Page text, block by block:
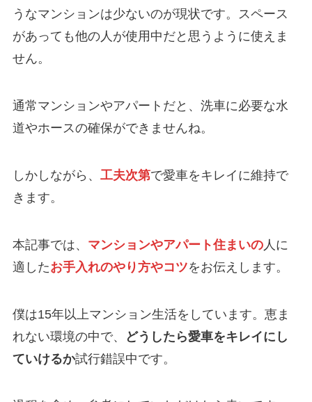
うなマンションは少ないのが現状です。スペース
があっても他の人が使用中だと思うように使えま
せん。
通常マンションやアパートだと、洗車に必要な水
道やホースの確保ができませんね。
しかしながら、 工夫次第で愛車をキレイに維持で
きます。
本記事では、 マンションやアパート住まいの人に
適したお手入れのやり方やコツをお伝えします。
僕は15年以上マンション生活をしています。恵ま
れない環境の中で、
どうしたら愛車をキレイにし
ていけるか試行錯誤中です。